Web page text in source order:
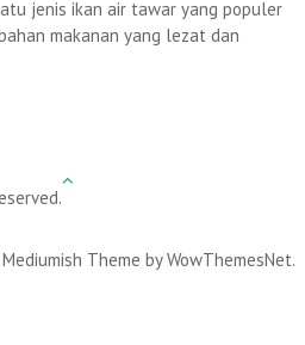
jenis ikan air tawar yang populer
makanan yang lezat dan
Mediumish Theme by WowThemesNet.